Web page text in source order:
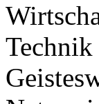
Technik